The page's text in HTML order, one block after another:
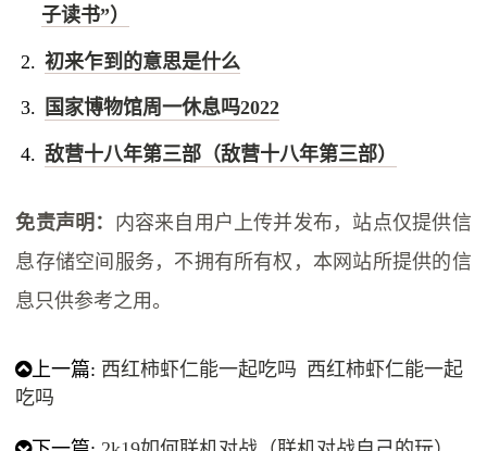
子读书”）
初来乍到的意思是什么
国家博物馆周一休息吗2022
敌营十八年第三部（敌营十八年第三部）
免责声明： 内容来自用户上传并发布，站点仅提供信
息存储空间服务，不拥有所有权，本网站所提供的信
息只供参考之用。
上一篇: 西红柿虾仁能一起吃吗 西红柿虾仁能一起
吃吗